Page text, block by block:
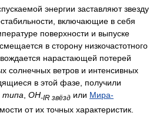
энергии заставляют звезду
включающие в себя
поверхности и выпуске
в сторону низкочастотного
нарастающей потерей
солнечных ветров и интенсивных
в этой фазе, получили
типа OH-IR звёзд или Мира-
от их точных характеристик.